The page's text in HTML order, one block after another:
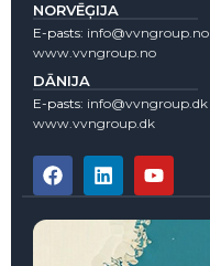
NORVĒĢIJA
E-pasts: info@vvngroup.no
www.vvngroup.no
DĀNIJA
E-pasts: info@vvngroup.dk
www.vvngroup.dk